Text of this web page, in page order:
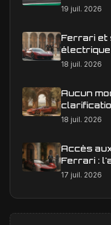
éditoriale
19 juil. 2026
Ferrari et
en Europe
18 juil. 2026
Aucun
18 juil. 2026
Accès
Ferrari :
est-il une
17 juil. 2026